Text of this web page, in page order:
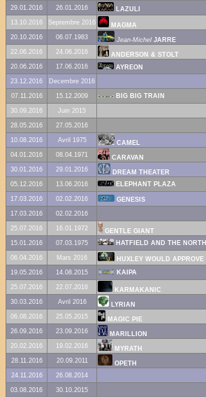
29.01.2016
26.01.2016 LAZULI
13.10.2016
Septembre 2016 MAGMA
20.10.2016
06.07.1983 Jean-Michel JARRE
22.06.2016
24.06.2016 ANDERSON & STOLT
20.06.2016
17.06.2016 AYREON
23.12.2016
Decembre 2016
07.11.2016 15.12.2009 BIG BIG TRAIN
30.09.2016
Juin 2015
28.05.2016
27.05.2016
10.08.2016
Avril 1975 CAMEL
04.01.2016
08.04.1971 CARAVAN
30.01.2016
29.01.2016 DREAM THEATER
05.12.2016
13.06.2016 ELEPHANT PLAZA
17.03.2016
02.02.2016 GENESIS
17.03.2016
02.02.2016
25.07.2016
16.01.1972 GENTLE GIANT
15.01.2016
07.03.1975 HATFIELD AND THE NORTH
06.04.2016
Mars 2016 HUXLEY WOULD APPROVE
19.05.2016
14.08.2015 KAIPA
25.07.2016
22.07.2016 KARMAKANIC
30.03.2016
Avril 2016 LYRIAN
06.08.2016
25.05.2015 MAGIC PIE
26.09.2016
23.09.2016 MARILLION
20.02.2016
19.02.2016 MYRATH
28.11.2016
20.09.2011 OPETH
24.11.2016
26.08.2014
03.08.2016
30.10.2015